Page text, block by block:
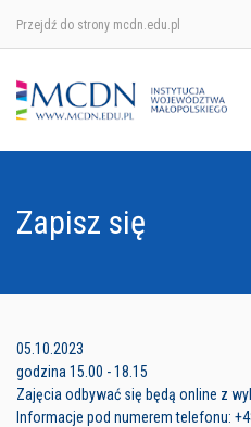
Przejdź do strony mcdn.edu.pl
Zapisz się
05.10.2023
godzina 15.00 - 18.15
Zajęcia odbywać się będą online z
Informacje pod numerem telefonu:
Ośrodek w
Ośrodek w
Ośrodek w